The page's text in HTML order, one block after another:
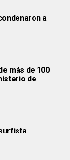
a
más de 100
de